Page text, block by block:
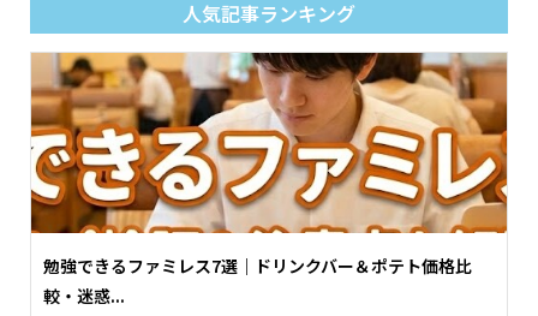
人気記事ランキング
勉強できるファミレス7選｜ドリンクバー＆ポテト価格比
較・迷惑...